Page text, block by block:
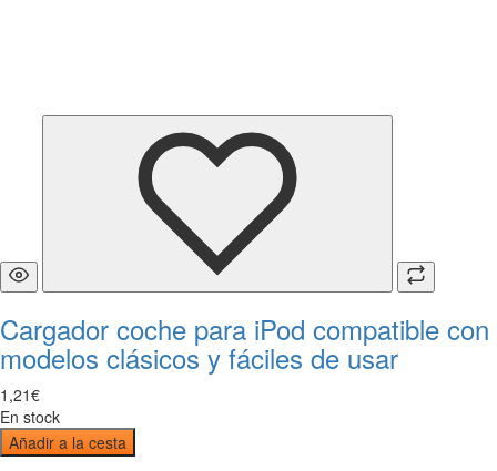
Cargador coche para iPod compatible con
modelos clásicos y fáciles de usar
1 ,21€
En stock
Añadir a la cesta